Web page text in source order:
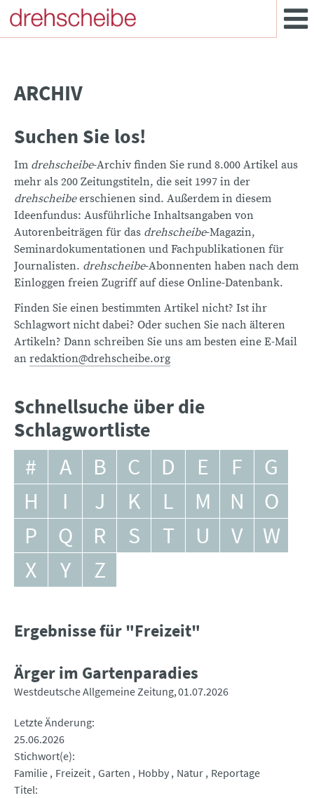
ARCHIV
Suchen Sie los!
Im drehscheibe-Archiv finden Sie rund 8.000 Artikel aus
mehr als 200 Zeitungstiteln, die seit 1997 in der
drehscheibeerschienen sind. Außerdem in diesem
Ideenfundus: Ausführliche Inhaltsangaben von
Autorenbeiträgen für das drehscheibe-Magazin,
Seminardokumentationen und Fachpublikationen für
Journalisten. drehscheibe-Abonnenten haben nach dem
Einloggen freien Zugriff auf diese Online-Datenbank.
Finden Sie einen bestimmten Artikel nicht? Ist ihr
Schlagwort nicht dabei? Oder suchen Sie nach älteren
Artikeln? Dann schreiben Sie uns am besten eine E-Mail
an redaktion@drehscheibe.org
Schnellsuche über die
Schlagwortliste
# A B C D E F
G
H
I J K L M N
O
P
Q R S T U V
W
X
Y Z
Ergebnisse für "Freizeit"
Ärger im Gartenparadies
Westdeutsche Allgemeine Zeitung 01.07.2026
Letzte Änderung
25.06.2026
Stichwort(e)
Familie Freizeit Garten Hobby Natur Reportage
Titel